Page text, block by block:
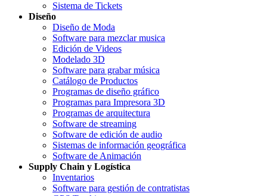
Sistema de Tickets
Diseño
Diseño de Moda
Software para mezclar musica
Edición de Videos
Modelado 3D
Software para grabar música
Catálogo de Productos
Programas de diseño gráfico
Programas para Impresora 3D
Programas de arquitectura
Software de streaming
Software de edición de audio
Sistemas de información geográfica
Software de Animación
Supply Chain y Logística
Inventarios
Software para gestión de contratistas